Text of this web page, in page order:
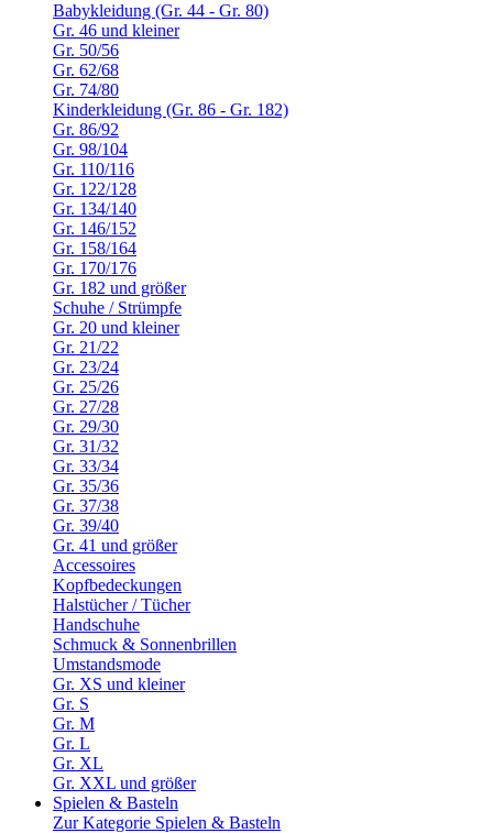
Babykleidung (Gr. 44 - Gr. 80)
Gr. 46 und kleiner
Gr. 50/56
Gr. 62/68
Gr. 74/80
Kinderkleidung (Gr. 86 - Gr. 182)
Gr. 86/92
Gr. 98/104
Gr. 110/116
Gr. 122/128
Gr. 134/140
Gr. 146/152
Gr. 158/164
Gr. 170/176
Gr. 182 und größer
Schuhe / Strümpfe
Gr. 20 und kleiner
Gr. 21/22
Gr. 23/24
Gr. 25/26
Gr. 27/28
Gr. 29/30
Gr. 31/32
Gr. 33/34
Gr. 35/36
Gr. 37/38
Gr. 39/40
Gr. 41 und größer
Accessoires
Kopfbedeckungen
Halstücher / Tücher
Handschuhe
Schmuck & Sonnenbrillen
Umstandsmode
Gr. XS und kleiner
Gr. S
Gr. M
Gr. L
Gr. XL
Gr. XXL und größer
Spielen & Basteln
Zur Kategorie Spielen & Basteln